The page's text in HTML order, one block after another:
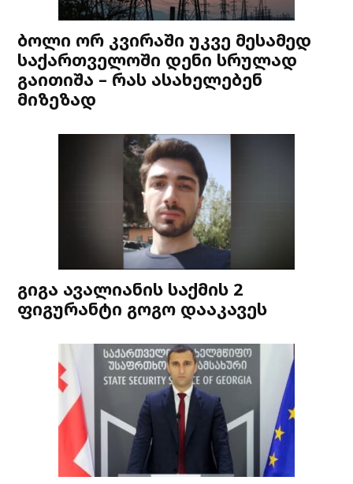
ბოლი ორ კვირაში უკვე მესამედ
საქართველოში დენი სრულად
გაითიშა – რას ასახელებენ
მიზეზად
გიგა ავალიანის საქმის 2
ფიგურანტი გოგო დააკავეს